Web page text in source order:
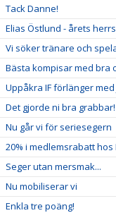
Tack Danne!
Elias Östlund - årets
Vi söker tränare och
Bästa kompisar med bra
Uppåkra IF förlänger
Det gjorde ni bra grabbar!
Nu går vi för seriesegern
20% i medlemsrabatt hos
Seger utan mersmak...
Nu mobiliserar vi
Enkla tre poäng!